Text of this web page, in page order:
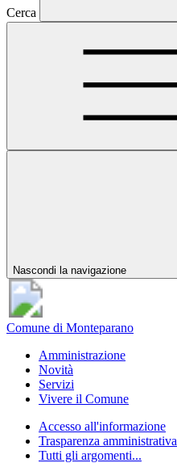
Cerca
Nascondi la navigazione
Comune di Monteparano
Amministrazione
Novità
Servizi
Vivere il Comune
Accesso all'informazione
Trasparenza amministrativa
Tutti gli argomenti...